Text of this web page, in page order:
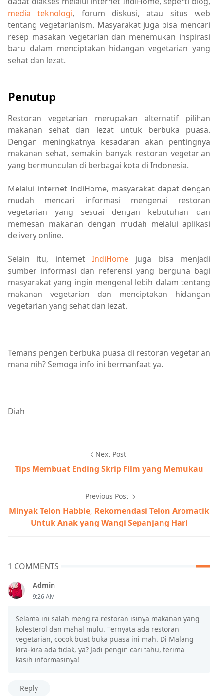
media teknologi, forum diskusi, atau situs web
tentang vegetarianism. Masyarakat juga bisa mencari
resep masakan vegetarian dan menemukan inspirasi
baru dalam menciptakan hidangan vegetarian yang
sehat dan lezat.
Penutup
Restoran vegetarian merupakan alternatif pilihan
makanan sehat dan lezat untuk berbuka puasa.
Dengan meningkatnya kesadaran akan pentingnya
makanan sehat, semakin banyak restoran vegetarian
yang bermunculan di berbagai kota di Indonesia.
Melalui internet IndiHome, masyarakat dapat dengan
mudah mencari informasi mengenai restoran
vegetarian yang sesuai dengan kebutuhan dan
memesan makanan dengan mudah melalui aplikasi
delivery online.
Selain itu, internet IndiHome juga bisa menjadi
sumber informasi dan referensi yang berguna bagi
masyarakat yang ingin mengenal lebih dalam tentang
makanan vegetarian dan menciptakan hidangan
vegetarian yang sehat dan lezat.
Temans pengen berbuka puasa di restoran vegetarian
mana nih? Semoga info ini bermanfaat ya.
Diah
Next Post
Tips Membuat Ending Skrip Film yang Memukau
Previous Post
Minyak Telon Habbie, Rekomendasi Telon Aromatik
Untuk Anak yang Wangi Sepanjang Hari
1 COMMENTS
Admin
9:26 AM
Selama ini salah mengira restoran isinya makanan yang
kolesterol dan mahal mulu. Ternyata ada restoran
vegetarian, cocok buat buka puasa ini mah. Di Malang
kira-kira ada tidak, ya? Jadi pengin cari tahu, terima
kasih informasinya!
Reply